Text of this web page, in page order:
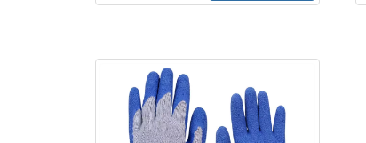
face palmar e nos dedos, lisa